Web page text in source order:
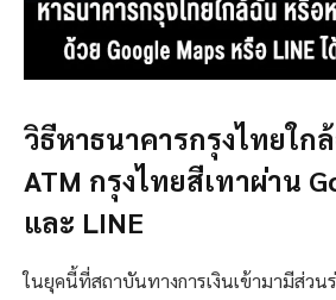
วิธีหาธนาคารกรุงไทยใก
ATM กรุงไทยสีเทาผ่าน
และ LINE
ในยุคนี้ที่สถาบันทางการเงินเข้ามามีส่วน